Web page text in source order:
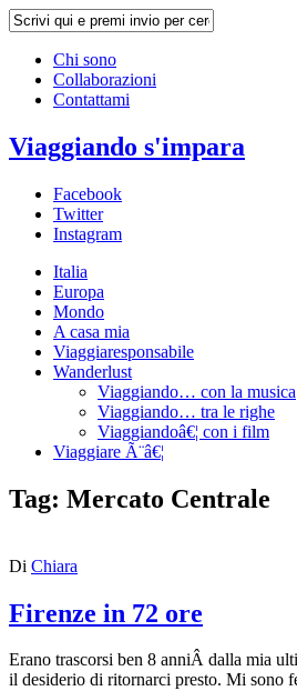
Chi sono
Collaborazioni
Contattami
Viaggiando s'impara
Facebook
Twitter
Instagram
Italia
Europa
Mondo
A casa mia
Viaggiaresponsabile
Wanderlust
Viaggiando… con la musica
Viaggiando… tra le righe
Viaggiandoâ€¦ con i film
Viaggiare Ã¨â€¦
Tag: Mercato Centrale
Di Chiara
Firenze in 72 ore
Erano trascorsi ben 8 anniÂ dalla mia
il desiderio di ritornarci presto. Mi sono